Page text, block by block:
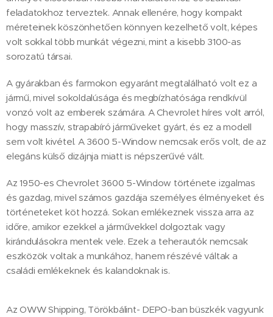
feladatokhoz terveztek. Annak ellenére, hogy kompakt
méreteinek köszönhetően könnyen kezelhető volt, képes
volt sokkal több munkát végezni, mint a kisebb 3100-as
sorozatú társai.
A gyárakban és farmokon egyaránt megtalálható volt ez a
jármű, mivel sokoldalúsága és megbízhatósága rendkívül
vonzó volt az emberek számára. A Chevrolet híres volt arról,
hogy masszív, strapabíró járműveket gyárt, és ez a modell
sem volt kivétel. A 3600 5-Window nemcsak erős volt, de az
elegáns külső dizájnja miatt is népszerűvé vált.
Az 1950-es Chevrolet 3600 5-Window története izgalmas
és gazdag, mivel számos gazdája személyes élményeket és
történeteket köt hozzá. Sokan emlékeznek vissza arra az
időre, amikor ezekkel a járművekkel dolgoztak vagy
kirándulásokra mentek vele. Ezek a teherautók nemcsak
eszközök voltak a munkához, hanem részévé váltak a
családi emlékeknek és kalandoknak is.
Az OWW Shipping, Törökbálint- DEPO-ban büszkék vagyunk